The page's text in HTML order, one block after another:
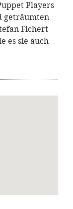
Players
geträumten
Fichert
es sie auch